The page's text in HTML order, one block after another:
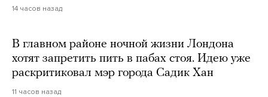
14 часов назад
В главном районе ночной жизни Лондона
хотят запретить пить в пабах стоя. Идею уже
раскритиковал мэр города Садик Хан
11 часов назад